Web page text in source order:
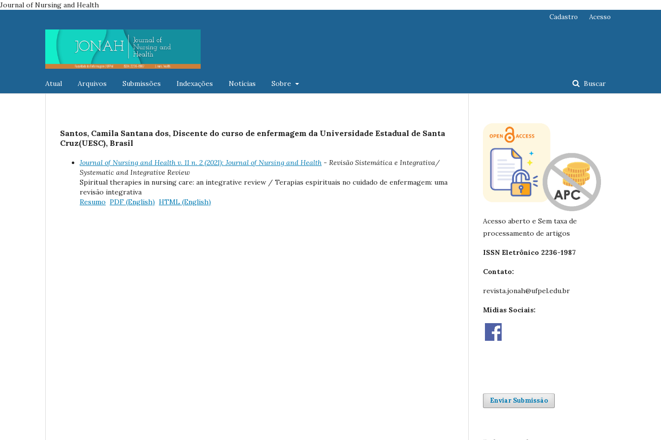
Journal of Nursing and Health
Atual Arquivos Submissões Indexações Notícias Sobre Buscar
Cadastro Acesso
Santos, Camila Santana dos, Discente do curso de enfermagem da Universidade Estadual de Santa
Cruz(UESC), Brasil
Journal of Nursing and Health v. 11 n. 2 (2021): Journal of Nursing and Health - Revisão Sistemática e Integrativa/
Systematic and Integrative Review
Spiritual therapies in nursing care: an integrative review / Terapias espirituais no cuidado de enfermagem: uma
revisão integrativa
Resumo PDF (English) HTML (English)
Acesso aberto e Sem taxa de
processamento de artigos
ISSN Eletrônico 2236-1987
Contato:
revista.jonah@ufpel.edu.br
Mídias Sociais:
Enviar Submissão